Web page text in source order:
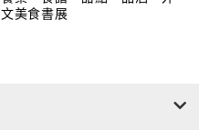
文美食書展